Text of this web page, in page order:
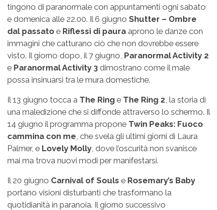
tingono di paranormale con appuntamenti ogni sabato
e domenica alle 22.00. Il 6 giugno Shutter – Ombre
dal passato e Riflessi di paura aprono le danze con
immagini che catturano ciò che non dovrebbe essere
visto. Il giorno dopo, il 7 giugno, Paranormal Activity 2
e Paranormal Activity 3 dimostrano come il male
possa insinuarsi tra le mura domestiche.
Il 13 giugno tocca a The Ring e The Ring 2 , la storia di
una maledizione che si diffonde attraverso lo schermo. Il
14 giugno il programma propone Twin Peaks: Fuoco
cammina con me , che svela gli ultimi giorni di Laura
Palmer, e Lovely Molly , dove l’oscurità non svanisce
mai ma trova nuovi modi per manifestarsi.
Il 20 giugno Carnival of Souls e Rosemary’s Baby
portano visioni disturbanti che trasformano la
quotidianità in paranoia. Il giorno successivo